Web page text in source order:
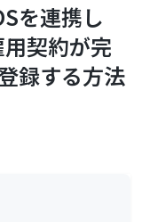
を連携し
契約が完
録する方法